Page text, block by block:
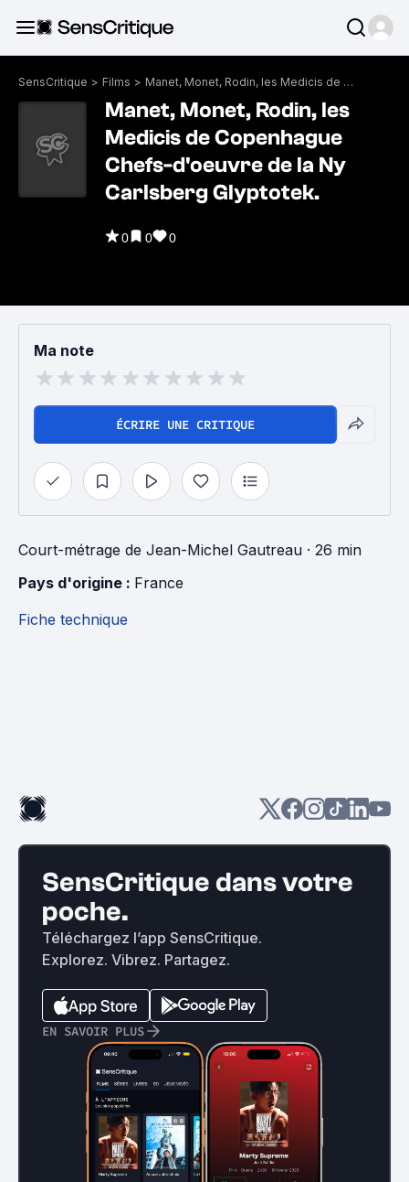
SensCritique > Films > Manet, Monet, Rodin, les Medicis de Copenhague Chefs-d'oeuvre de la Ny Carlsberg Glyptotek.
Manet, Monet, Rodin, les
Medicis de Copenhague
Chefs-d'oeuvre de la Ny
Carlsberg Glyptotek.
0 0 0
Ma note
ÉCRIRE UNE CRITIQUE
Court-métrage de Jean-Michel Gautreau · 26 min
Pays d'origine : France
Fiche technique
SensCritique dans votre
poche.
Téléchargez l’app SensCritique.
Explorez. Vibrez. Partagez.
EN SAVOIR PLUS